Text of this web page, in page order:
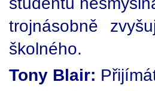
trojnásobně
školného.
Tony Blair: